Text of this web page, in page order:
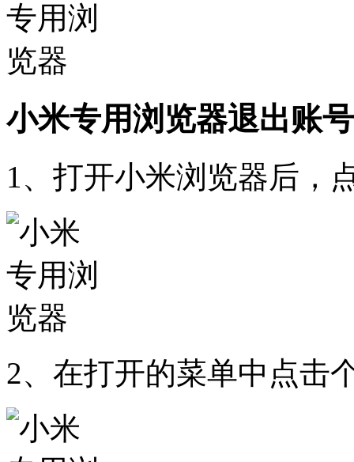
小米专用浏览器退出账
1、打开小米浏览器后，
2、在打开的菜单中点击